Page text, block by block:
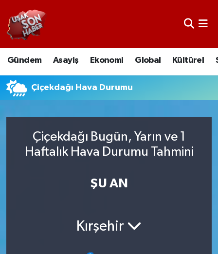
Gündem Asayiş Ekonomi Global Kültürel
Çiçekdağı Hava Durumu
Çiçekdağı Bugün, Yarın ve 1
Haftalık Hava Durumu Tahmini
ŞU AN
Kırşehir
Uşak Nöbetçi Eczaneler
Uşak Hava Durumu
Uşak Namaz Vakitleri
Süper Lig Puan Durumu ve Fikstür
Son Dakika Haberleri